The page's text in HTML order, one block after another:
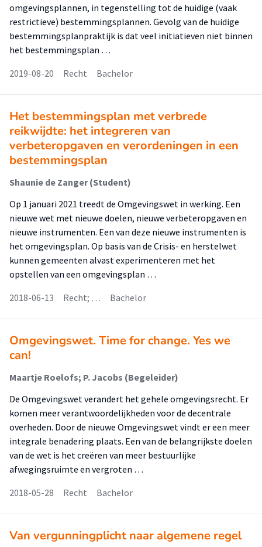
omgevingsplannen, in tegenstelling tot de huidige (vaak
restrictieve) bestemmingsplannen. Gevolg van de huidige
bestemmingsplanpraktijk is dat veel initiatieven niet binnen
het bestemmingsplan …
2019-08-20
Recht Bachelor
Het bestemmingsplan met verbrede
reikwijdte: het integreren van
verbeteropgaven en verordeningen in een
bestemmingsplan
Shaunie de Zanger (Student)
Op 1 januari 2021 treedt de Omgevingswet in werking. Een
nieuwe wet met nieuwe doelen, nieuwe verbeteropgaven en
nieuwe instrumenten. Een van deze nieuwe instrumenten is
het omgevingsplan. Op basis van de Crisis- en herstelwet
kunnen gemeenten alvast experimenteren met het
opstellen van een omgevingsplan …
2018-06-13
Recht; … Bachelor
Omgevingswet. Time for change. Yes we
can!
Maartje Roelofs; P. Jacobs (Begeleider)
De Omgevingswet verandert het gehele omgevingsrecht. Er
komen meer verantwoordelijkheden voor de decentrale
overheden. Door de nieuwe Omgevingswet vindt er een meer
integrale benadering plaats. Een van de belangrijkste doelen
van de wet is het creëren van meer bestuurlijke
afwegingsruimte en vergroten …
2018-05-28
Recht Bachelor
Van vergunningplicht naar algemene regel